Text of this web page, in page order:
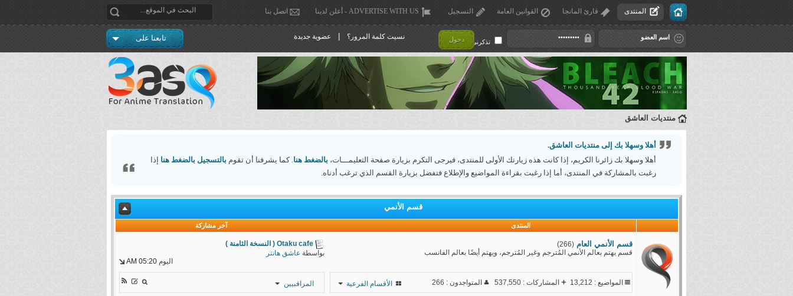
المنتدى قارئ المانجا القوانين العامة التسجيل ADVERTISE WITH US - أعلن لدينا اتصل بنا
تذكرني ! دخول نسيت كلمة المرور؟ عضوية جديدة تابعنا على
منتديات العاشق
أهلا وسهلا بك إلى منتديات العاشق.
أهلا وسهلا بك زائرنا الكريم، إذا كانت هذه زيارتك الأولى للمنتدى، فيرجى التكرم بزيارة صفحة التعليمـــات، بالضغط هنا . كما يشرفنا أن تقوم بالتسجيل بالضغط هنا إذا
رغبت بالمشاركة في المنتدى، أما إذا رغبت بقراءة المواضيع والإطلاع فتفضل بزيارة القسم الذي ترغب أدناه.
قسم الأنمي
المنتدى آخر مشاركة
قسم الأنمي العام (266)
قسم يهتم بعالم الأنمي المُترجم وغير المُترجم، ويهتم أيضًا بعالم الفانسب
المواضيع : 13,212 المشاركات : 537,550 المتواجدون : 266 الأقسام الفرعية
Otaku cafe ( النسخة الثامنة )
بواسطة عاشق هانتر
اليوم 05:20 AM
المراقبيين